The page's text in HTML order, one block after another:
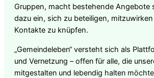
Gruppen, macht bestehende Angebote
dazu ein, sich zu beteiligen,
Kontakte zu knüpfen.
„Gemeindeleben“ versteht sich als
und Vernetzung – offen für alle, die
mitgestalten und lebendig halten